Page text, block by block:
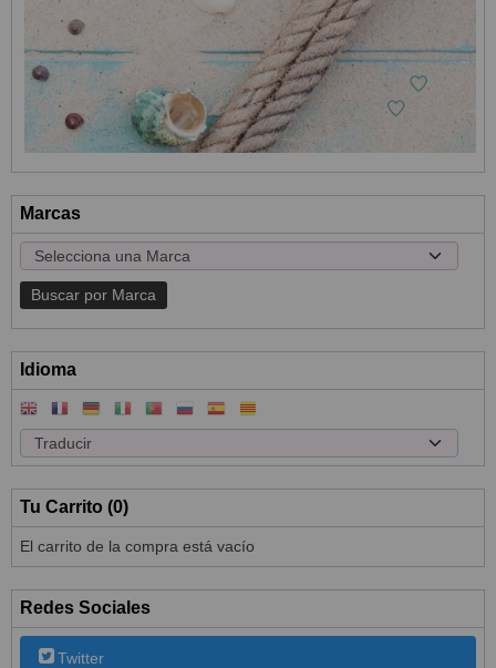
Marcas
Idioma
Tu Carrito (0)
El carrito de la compra está vacío
Redes Sociales
Twitter